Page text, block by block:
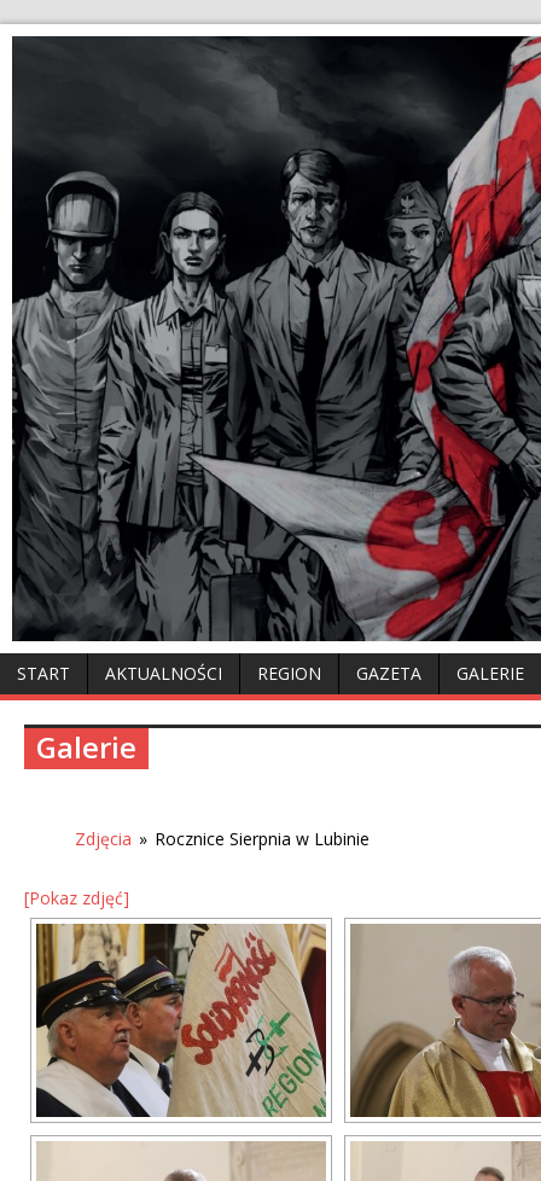
START AKTUALNOŚCI REGION GAZETA GALERIE
Galerie
Zdjęcia » Rocznice Sierpnia w Lubinie
[Pokaz zdjęć]